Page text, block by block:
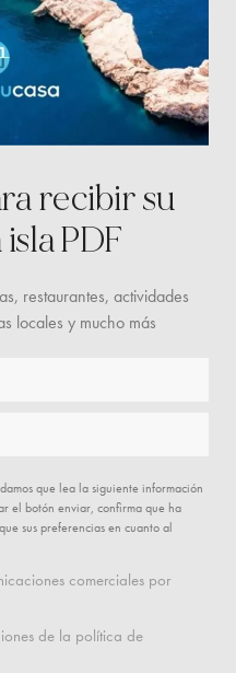
recibir su
PDF
restaurantes, actividades
locales y mucho más
que lea la siguiente información
el botón enviar, confirma que ha
sus preferencias en cuanto al
comerciales por
de la política de